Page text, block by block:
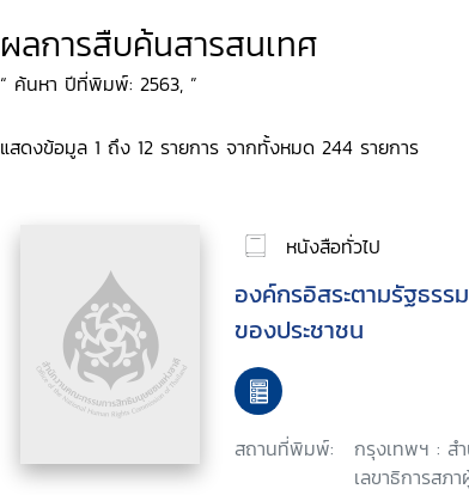
ผลการสืบค้นสารสนเทศ
“ ค้นหา ปีที่พิมพ์: 2563, ”
แสดงข้อมูล 1 ถึง 12 รายการ จากทั้งหมด 244 รายการ
หนังสือทั่วไป
องค์กรอิสระตามรัฐธร
ของประชาชน
สถานที่พิมพ์:
กรุงเทพฯ : ส
เลขาธิการสภ